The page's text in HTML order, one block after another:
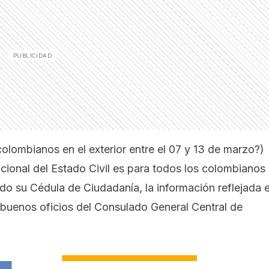
en el exterior entre el 07 y 13 de marzo?)
del Estado Civil es para todos los colombianos
su Cédula de Ciudadanía, la información reflejada
oficios del Consulado General Central de